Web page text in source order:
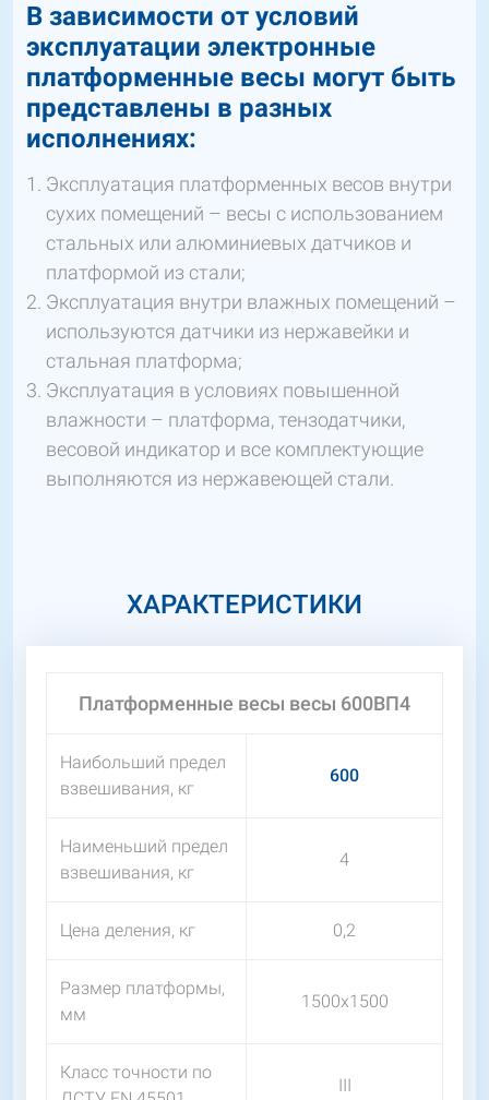
В зависимости от условий
эксплуатации электронные
платформенные весы могут быть
представлены в разных
исполнениях:
Эксплуатация платформенных весов внутри
сухих помещений – весы с использованием
стальных или алюминиевых датчиков и
платформой из стали;
Эксплуатация внутри влажных помещений –
используются датчики из нержавейки и
стальная платформа;
Эксплуатация в условиях повышенной
влажности – платформа, тензодатчики,
весовой индикатор и все комплектующие
выполняются из нержавеющей стали.
ХАРАКТЕРИСТИКИ
Платформенные весы весы 600ВП4
Наибольший предел
взвешивания, кг
600
Наименьший предел
взвешивания, кг
4
Цена деления, кг 0,2
Размер платформы,
мм
1500х1500
Класс точности по
III